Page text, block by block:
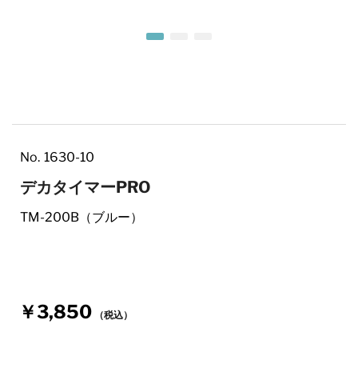
No. 1630-10
デカタイマーPRO
TM-200B（ブルー）
￥3,850 （税込）